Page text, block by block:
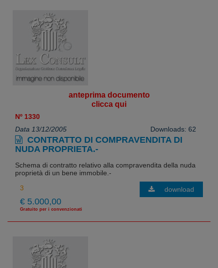
anteprima documento
clicca qui
Nº 1330
Data 13/12/2005
Downloads: 62
CONTRATTO DI COMPRAVENDITA DI
NUDA PROPRIETA.-
Schema di contratto relativo alla compravendita della nuda
proprietà di un bene immobile.-
€ 5.000,00
Gratuito per i convenzionati
download